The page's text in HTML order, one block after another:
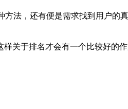
法，还有便是需求找到用户的
关于排名才会有一个比较好的